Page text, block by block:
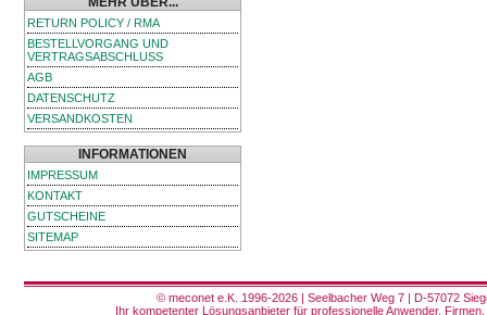
RETURN POLICY / RMA
BESTELLVORGANG UND
VERTRAGSABSCHLUSS
AGB
DATENSCHUTZ
VERSANDKOSTEN
INFORMATIONEN
IMPRESSUM
KONTAKT
GUTSCHEINE
SITEMAP
© meconet e.K. 1996-2026 | Seelbacher Weg 7 | D-57072
Ihr kompetenter Lösungsanbieter für professionelle Anwender,